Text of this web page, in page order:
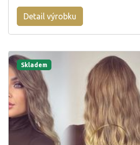
Detail výrobku
Skladem